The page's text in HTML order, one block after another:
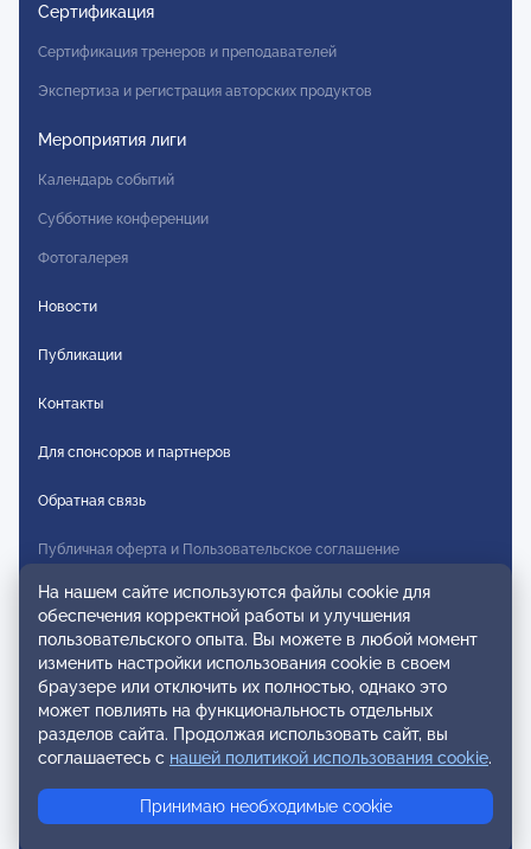
Сертификация
Сертификация тренеров и преподавателей
Экспертиза и регистрация авторских продуктов
Мероприятия лиги
Календарь событий
Субботние конференции
Фотогалерея
Новости
Публикации
Контакты
Для спонсоров и партнеров
Обратная связь
Публичная оферта и Пользовательское соглашение
Согласие на распространение персональных данных
Политика конфиденциальности
Инструкции по оплате
Карта сайта
Правила комментирования
На нашем сайте используются файлы cookie для
обеспечения корректной работы и улучшения
пользовательского опыта. Вы можете в любой момент
изменить настройки использования cookie в своем
браузере или отключить их полностью, однако это
может повлиять на функциональность отдельных
разделов сайта. Продолжая использовать сайт, вы
соглашаетесь с нашей политикой использования cookie.
Принимаю необходимые cookie